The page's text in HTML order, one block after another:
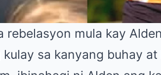
rebelasyon mula kay
sa kanyang buhay at